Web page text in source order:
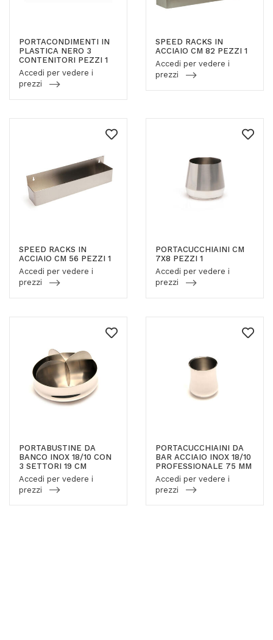
PORTACONDIMENTI IN
PLASTICA NERO 3
CONTENITORI PEZZI 1
Accedi per vedere i
prezzi
SPEED RACKS IN
ACCIAIO CM 82 PEZZI 1
Accedi per vedere i
prezzi
SPEED RACKS IN
ACCIAIO CM 56 PEZZI 1
Accedi per vedere i
prezzi
PORTACUCCHIAINI CM
7X8 PEZZI 1
Accedi per vedere i
prezzi
PORTABUSTINE DA
BANCO INOX 18/10 CON
3 SETTORI 19 CM
Accedi per vedere i
prezzi
PORTACUCCHIAINI DA
BAR ACCIAIO INOX 18/10
PROFESSIONALE 75 MM
Accedi per vedere i
prezzi